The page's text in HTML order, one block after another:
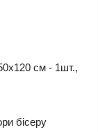
см - 1шт.,
бісеру